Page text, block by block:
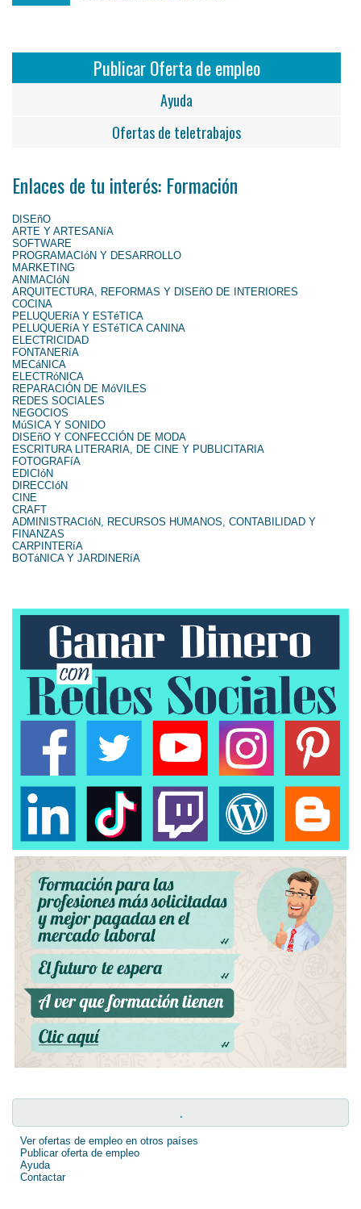
Publicar Oferta de empleo
Ayuda
Ofertas de teletrabajos
Enlaces de tu interés: Formación
DISEñO
ARTE Y ARTESANíA
SOFTWARE
PROGRAMACIóN Y DESARROLLO
MARKETING
ANIMACIóN
ARQUITECTURA, REFORMAS Y DISEñO DE INTERIORES
COCINA
PELUQUERíA Y ESTéTICA
PELUQUERíA Y ESTéTICA CANINA
ELECTRICIDAD
FONTANERíA
MECáNICA
ELECTRóNICA
REPARACIÓN DE MóVILES
REDES SOCIALES
NEGOCIOS
MúSICA Y SONIDO
DISEñO Y CONFECCIÓN DE MODA
ESCRITURA LITERARIA, DE CINE Y PUBLICITARIA
FOTOGRAFíA
EDICIóN
DIRECCIóN
CINE
CRAFT
ADMINISTRACIóN, RECURSOS HUMANOS, CONTABILIDAD Y
FINANZAS
CARPINTERíA
BOTáNICA Y JARDINERíA
.
Ver ofertas de empleo en otros países
Publicar oferta de empleo
Ayuda
Contactar